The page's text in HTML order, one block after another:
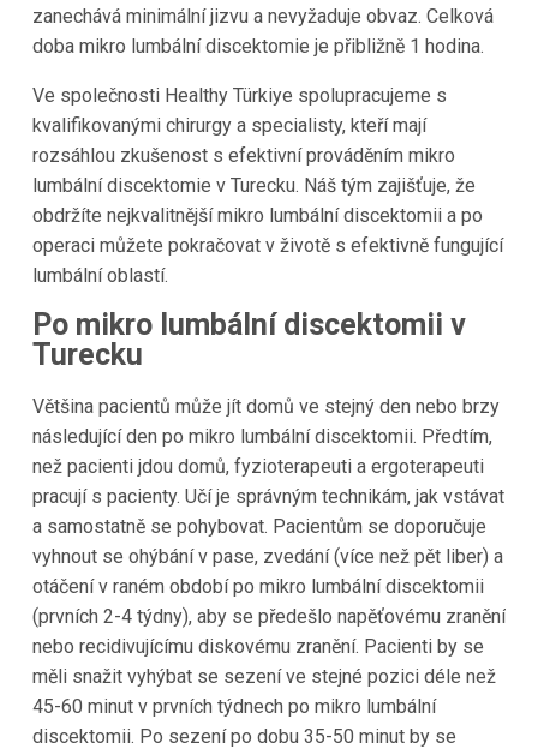
zanechává minimální jizvu a nevyžaduje obvaz. Celková
doba mikro lumbální discektomie je přibližně 1 hodina.
Ve společnosti Healthy Türkiye spolupracujeme s
kvalifikovanými chirurgy a specialisty, kteří mají
rozsáhlou zkušenost s efektivní prováděním mikro
lumbální discektomie v Turecku. Náš tým zajišťuje, že
obdržíte nejkvalitnější mikro lumbální discektomii a po
operaci můžete pokračovat v životě s efektivně fungující
lumbální oblastí.
Po mikro lumbální discektomii v
Turecku
Většina pacientů může jít domů ve stejný den nebo brzy
následující den po mikro lumbální discektomii. Předtím,
než pacienti jdou domů, fyzioterapeuti a ergoterapeuti
pracují s pacienty. Učí je správným technikám, jak vstávat
a samostatně se pohybovat. Pacientům se doporučuje
vyhnout se ohýbání v pase, zvedání (více než pět liber) a
otáčení v raném období po mikro lumbální discektomii
(prvních 2-4 týdny), aby se předešlo napěťovému zranění
nebo recidivujícímu diskovému zranění. Pacienti by se
měli snažit vyhýbat se sezení ve stejné pozici déle než
45-60 minut v prvních týdnech po mikro lumbální
discektomii. Po sezení po dobu 35-50 minut by se